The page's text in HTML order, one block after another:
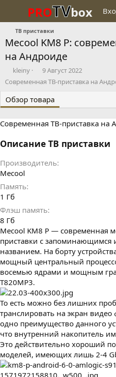
PROTVbox
ТВ приставки
Mecool KM8 P:
на Андроиде
Д
о
а
в
л
kleiny
Д
а
а
с
з
а
н
я
9 Август 2022
Современная ТВ-приставка на
Обзор товара
Современная ТВ-приставка на
Описание ТВ приставки
Производитель
Mecool
Память
1 Гб
Флэш память
8 Гб
Mecool KM8 P — современная
приставки с
названием. На борту
мощный центральный
восемью ядрами и мощным
T820MP3.
То есть можно без лишних
транслировать на экран
одно преимущество данного
что внутренний накопитель
Это действительно хороший
моделей, имеющих лишь 2-4